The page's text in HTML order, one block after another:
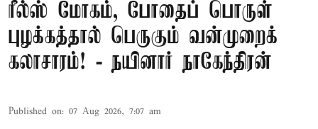
ரீல்ஸ் மோகம், போதைப் பொருள்
புழக்கத்தால் பெருகும் வன்முறைக்
கலாசாரம்! - நயினார் நாகேந்திரன்
Published on: 07 Aug 2026, 7:07 am